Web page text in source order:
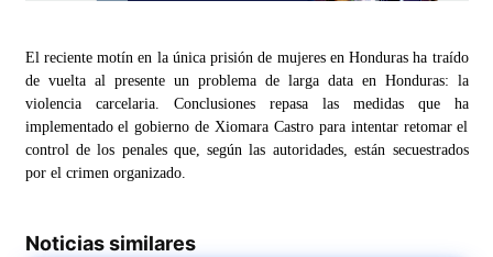
El reciente motín en la única prisión de mujeres en Honduras ha traído
de vuelta al presente un problema de larga data en Honduras: la
violencia carcelaria. Conclusiones repasa las medidas que ha
implementado el gobierno de Xiomara Castro para intentar retomar el
control de los penales que, según las autoridades, están secuestrados
por el crimen organizado.
Noticias similares